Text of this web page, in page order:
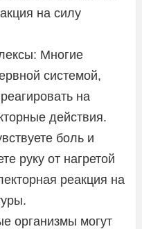
на силу
Многие
системой,
на
действия.
боль и
руку от нагретой
реакция на
организмы могут